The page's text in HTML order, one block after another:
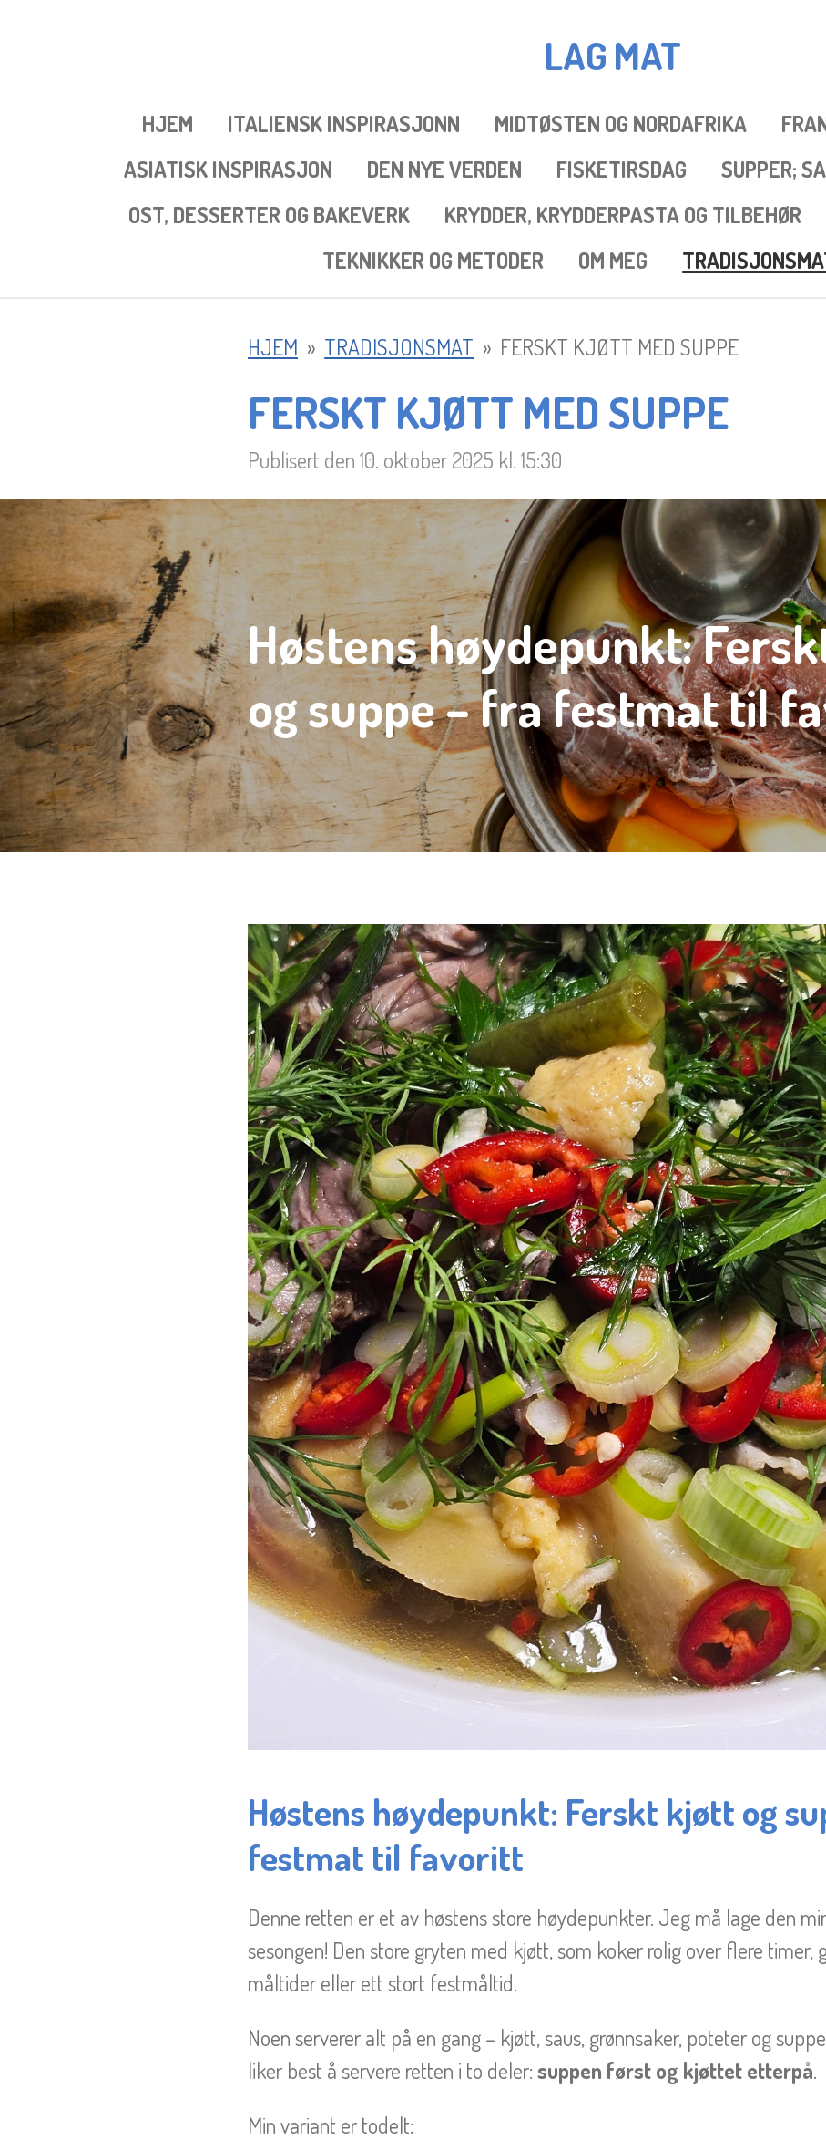
LAG MAT
HJEM ITALIENSK INSPIRASJONN MIDTØSTEN OG NORDAFRIKA
ASIATISK INSPIRASJON
DEN NYE VERDEN FISKETIRSDAG
SUPPER;
OST, DESSERTER OG BAKEVERK
KRYDDER, KRYDDERPASTA OG TILBEHØR
TEKNIKKER OG METODER
OM MEG
HJEM » TRADISJONSMAT » FERSKT KJØTT MED SUPPE
FERSKT KJØTT MED SUPPE
Publisert den 10. oktober 2025 kl. 15:30
Høstens høydepunkt:
og suppe – fra festmat til
Høstens høydepunkt: Ferskt kjøtt og
festmat til favoritt
Denne retten er et av høstens store høydepunkter. Jeg må lage den
sesongen! Den store gryten med kjøtt, som koker rolig over flere timer,
måltider eller ett stort festmåltid.
Noen serverer alt på en gang – kjøtt, saus, grønnsaker, poteter og
liker best å servere retten i to deler:suppen først og kjøttet etterpå.
Min variant er todelt: